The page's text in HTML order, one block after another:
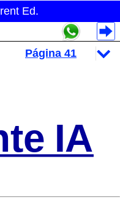
Ed.
IA